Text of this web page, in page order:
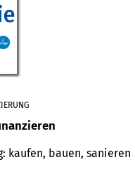
kaufen, bauen, sanieren